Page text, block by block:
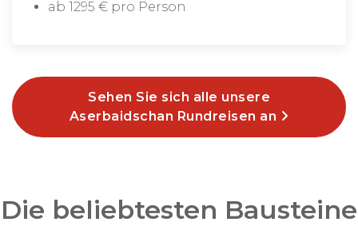
ab 1295 € pro Person
Sehen Sie sich alle unsere
Aserbaidschan Rundreisen an
Die beliebtesten Bausteine